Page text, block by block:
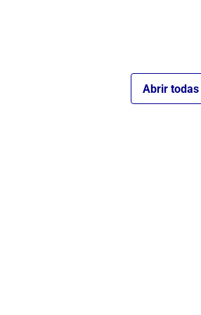
Abrir